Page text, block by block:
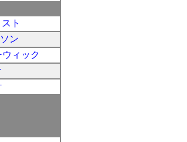
ト
ン
ウィック